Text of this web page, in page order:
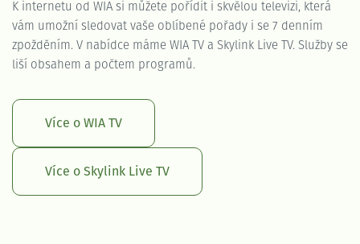
K internetu od WIA si můžete pořídit i skvělou televizi, která
vám umožní sledovat vaše oblíbené pořady i se 7 denním
zpožděním. V nabídce máme WIA TV a Skylink Live TV. Služby se
liší obsahem a počtem programů.
Více o WIA TV
Více o Skylink Live TV